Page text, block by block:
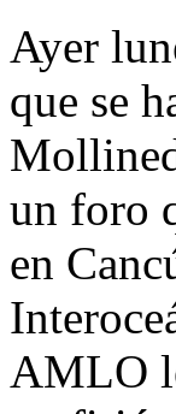
Ayer
que se
un foro
en
AMLO